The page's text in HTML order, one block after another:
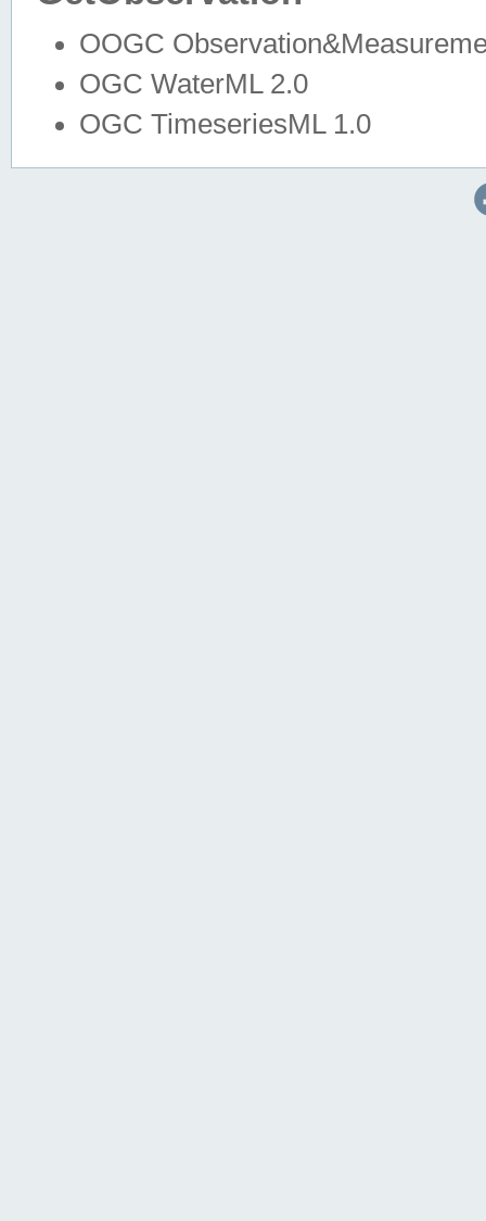
OOGC
OGC WaterML 2.0
OGC TimeseriesML 1.0